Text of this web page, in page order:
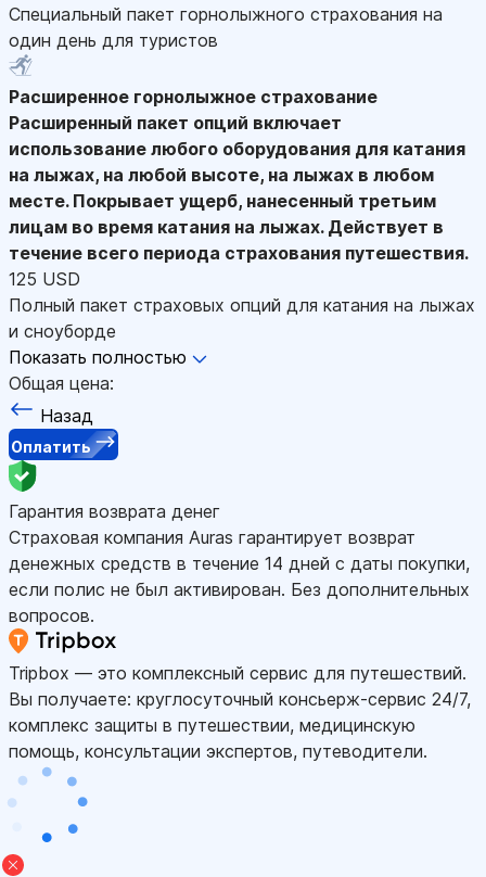
Специальный пакет горнолыжного страхования на
один день для туристов
Расширенное горнолыжное страхование
Расширенный пакет опций включает
использование любого оборудования для катания
на лыжах, на любой высоте, на лыжах в любом
месте. Покрывает ущерб, нанесенный третьим
лицам во время катания на лыжах. Действует в
течение всего периода страхования путешествия.
125 USD
Полный пакет страховых опций для катания на лыжах
и сноуборде
Показать полностью
Общая цена:
Назад
Оплатить
Гарантия возврата денег
Страховая компания Auras гарантирует возврат
денежных средств в течение 14 дней с даты покупки,
если полис не был активирован. Без дополнительных
вопросов.
Tripbox — это комплексный сервис для путешествий.
Вы получаете: круглосуточный консьерж-сервис 24/7,
комплекс защиты в путешествии, медицинскую
помощь, консультации экспертов, путеводители.